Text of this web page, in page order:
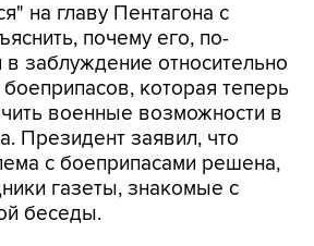
на главу Пентагона с
почему его, по-
заблуждение относительно
боеприпасов, которая теперь
военные возможности в
Президент заявил, что
с боеприпасами решена,
газеты, знакомые с
беседы.